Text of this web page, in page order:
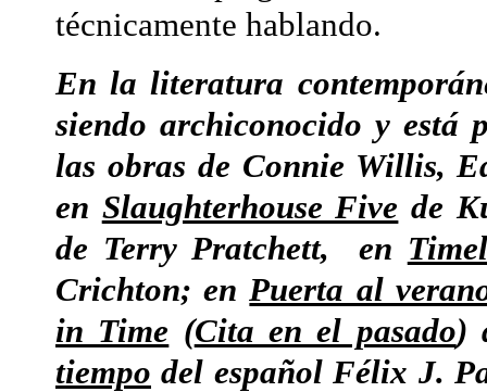
técnicamente hablando.
En la literatura
siendo archiconocido y está
las obras de Connie Willis,
en Slaughterhouse Five de
de Terry Pratchett, en
Crichton; enPuerta al
in Time (Cita en el pasado)
tiempo del español Félix J.